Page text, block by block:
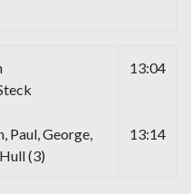
13:04
Paul, George,
(3)
13:14